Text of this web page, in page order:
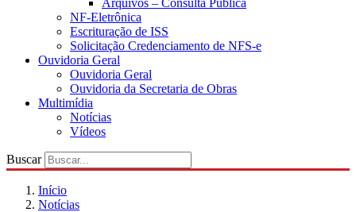
Arquivos – Consulta Pública
NF-Eletrônica
Escrituração de ISS
Solicitação Credenciamento de NFS-e
Ouvidoria Geral
Ouvidoria Geral
Ouvidoria da Secretaria de Obras
Multimídia
Notícias
Vídeos
Buscar
Início
Notícias